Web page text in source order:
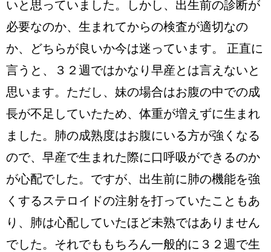
いと思っていました。しかし、出生前の診断が
必要なのか、生まれてからの検査が適切なの
か、どちらが良いか今は迷っています。 正直に
言うと、３２週ではかなり早産とは言えないと
思います。ただし、妹の場合はお腹の中での成
長が不足していたため、体重が増えずに生まれ
ました。肺の成熟度はお腹にいる方が強くなる
ので、早産で生まれた際に口呼吸ができるのか
が心配でした。ですが、出生前に肺の機能を強
くするステロイドの注射を打っていたこともあ
り、肺は心配していたほど未熟ではありません
でした。それでももちろん一般的に３２週で生